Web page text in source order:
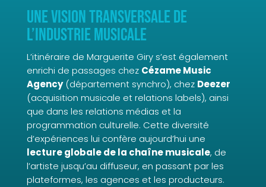
Une vision transversale de
l’industrie musicale
L’itinéraire de Marguerite Giry s’est également
enrichi de passages chez Cézame Music
Agency(département synchro), chez Deezer
(acquisition musicale et relations labels), ainsi
que dans les relations médias et la
programmation culturelle. Cette diversité
d’expériences lui confère aujourd’hui une
lecture globale de la chaîne musicale, de
l’artiste jusqu’au diffuseur, en passant par les
plateformes, les agences et les producteurs.